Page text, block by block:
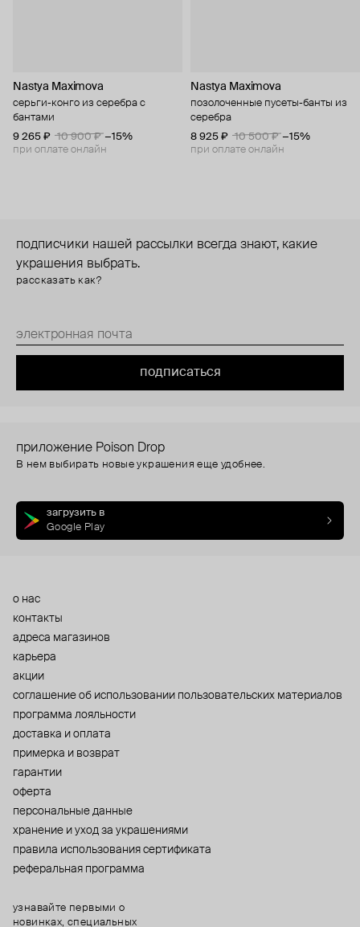
Nastya Maximova
серьги-конго из серебра с
бантами
9 265 ₽
10 900 ₽ −15%
при оплате онлайн
Nastya Maximova
позолоченные пусеты-банты из
серебра
8 925 ₽
10 500 ₽ −15%
при оплате онлайн
подписчики нашей рассылки всегда знают, какие
украшения выбрать.
рассказать как?
подписаться
приложение Poison Drop
В нем выбирать новые украшения еще удобнее.
загрузить в
Google Play
о нас
контакты
адреса магазинов
карьера
акции
cоглашение об использовании пользовательских материалов
программа лояльности
доставка и оплата
примерка и возврат
гарантии
оферта
персональные данные
хранение и уход за украшениями
правила использования сертификата
реферальная программа
узнавайте первыми о
новинках, специальных